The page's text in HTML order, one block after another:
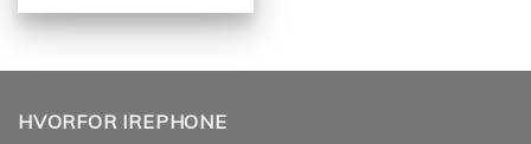
HVORFOR IREPHONE